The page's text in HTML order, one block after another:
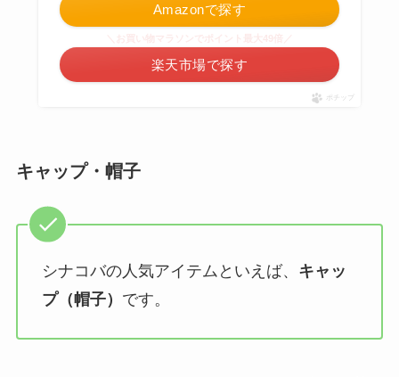
Amazonで探す
楽天市場で探す
ポチップ
キャップ・帽子
シナコバの人気アイテムといえば、 キャッ
プ（帽子） です。